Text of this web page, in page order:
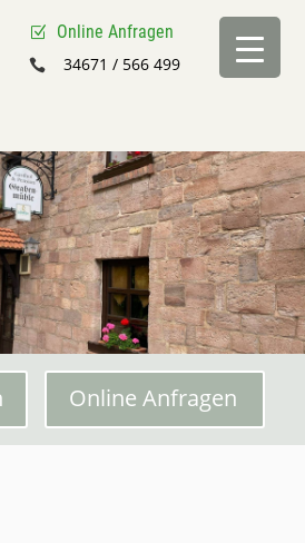
Z Online Anfragen
 34671 / 566 499
Online Anfragen